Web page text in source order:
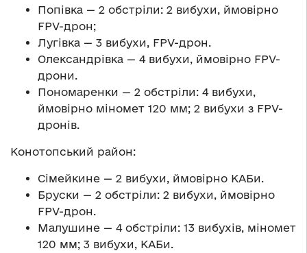
Попівка — 2 обстріли: 2 вибухи, ймовірно
FPV-дрон;
Лугівка — 3 вибухи, FPV-дрон.
Олександрівка — 4 вибухи, ймовірно FPV-
дрони.
Пономаренки — 2 обстріли: 4 вибухи,
ймовірно міномет 120 мм; 2 вибухи з FPV-
дронів.
Конотопський район:
Сімейкине — 2 вибухи, ймовірно КАБи.
Бруски — 2 обстріли: 2 вибухи, ймовірно
FPV-дрон.
Малушине — 4 обстріли: 13 вибухів, міномет
120 мм; 3 вибухи, КАБи.